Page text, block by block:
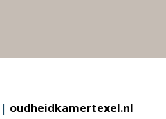
| oudheidkamertexel.nl